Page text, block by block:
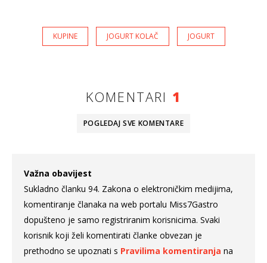
KUPINE JOGURT KOLAČ JOGURT
KOMENTARI 1
POGLEDAJ SVE KOMENTARE
Važna obavijest
Sukladno članku 94. Zakona o elektroničkim medijima,
komentiranje članaka na web portalu Miss7Gastro
dopušteno je samo registriranim korisnicima. Svaki
korisnik koji želi komentirati članke obvezan je
prethodno se upoznati s Pravilima komentiranja na